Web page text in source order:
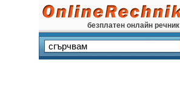
безплатен онлайн речник